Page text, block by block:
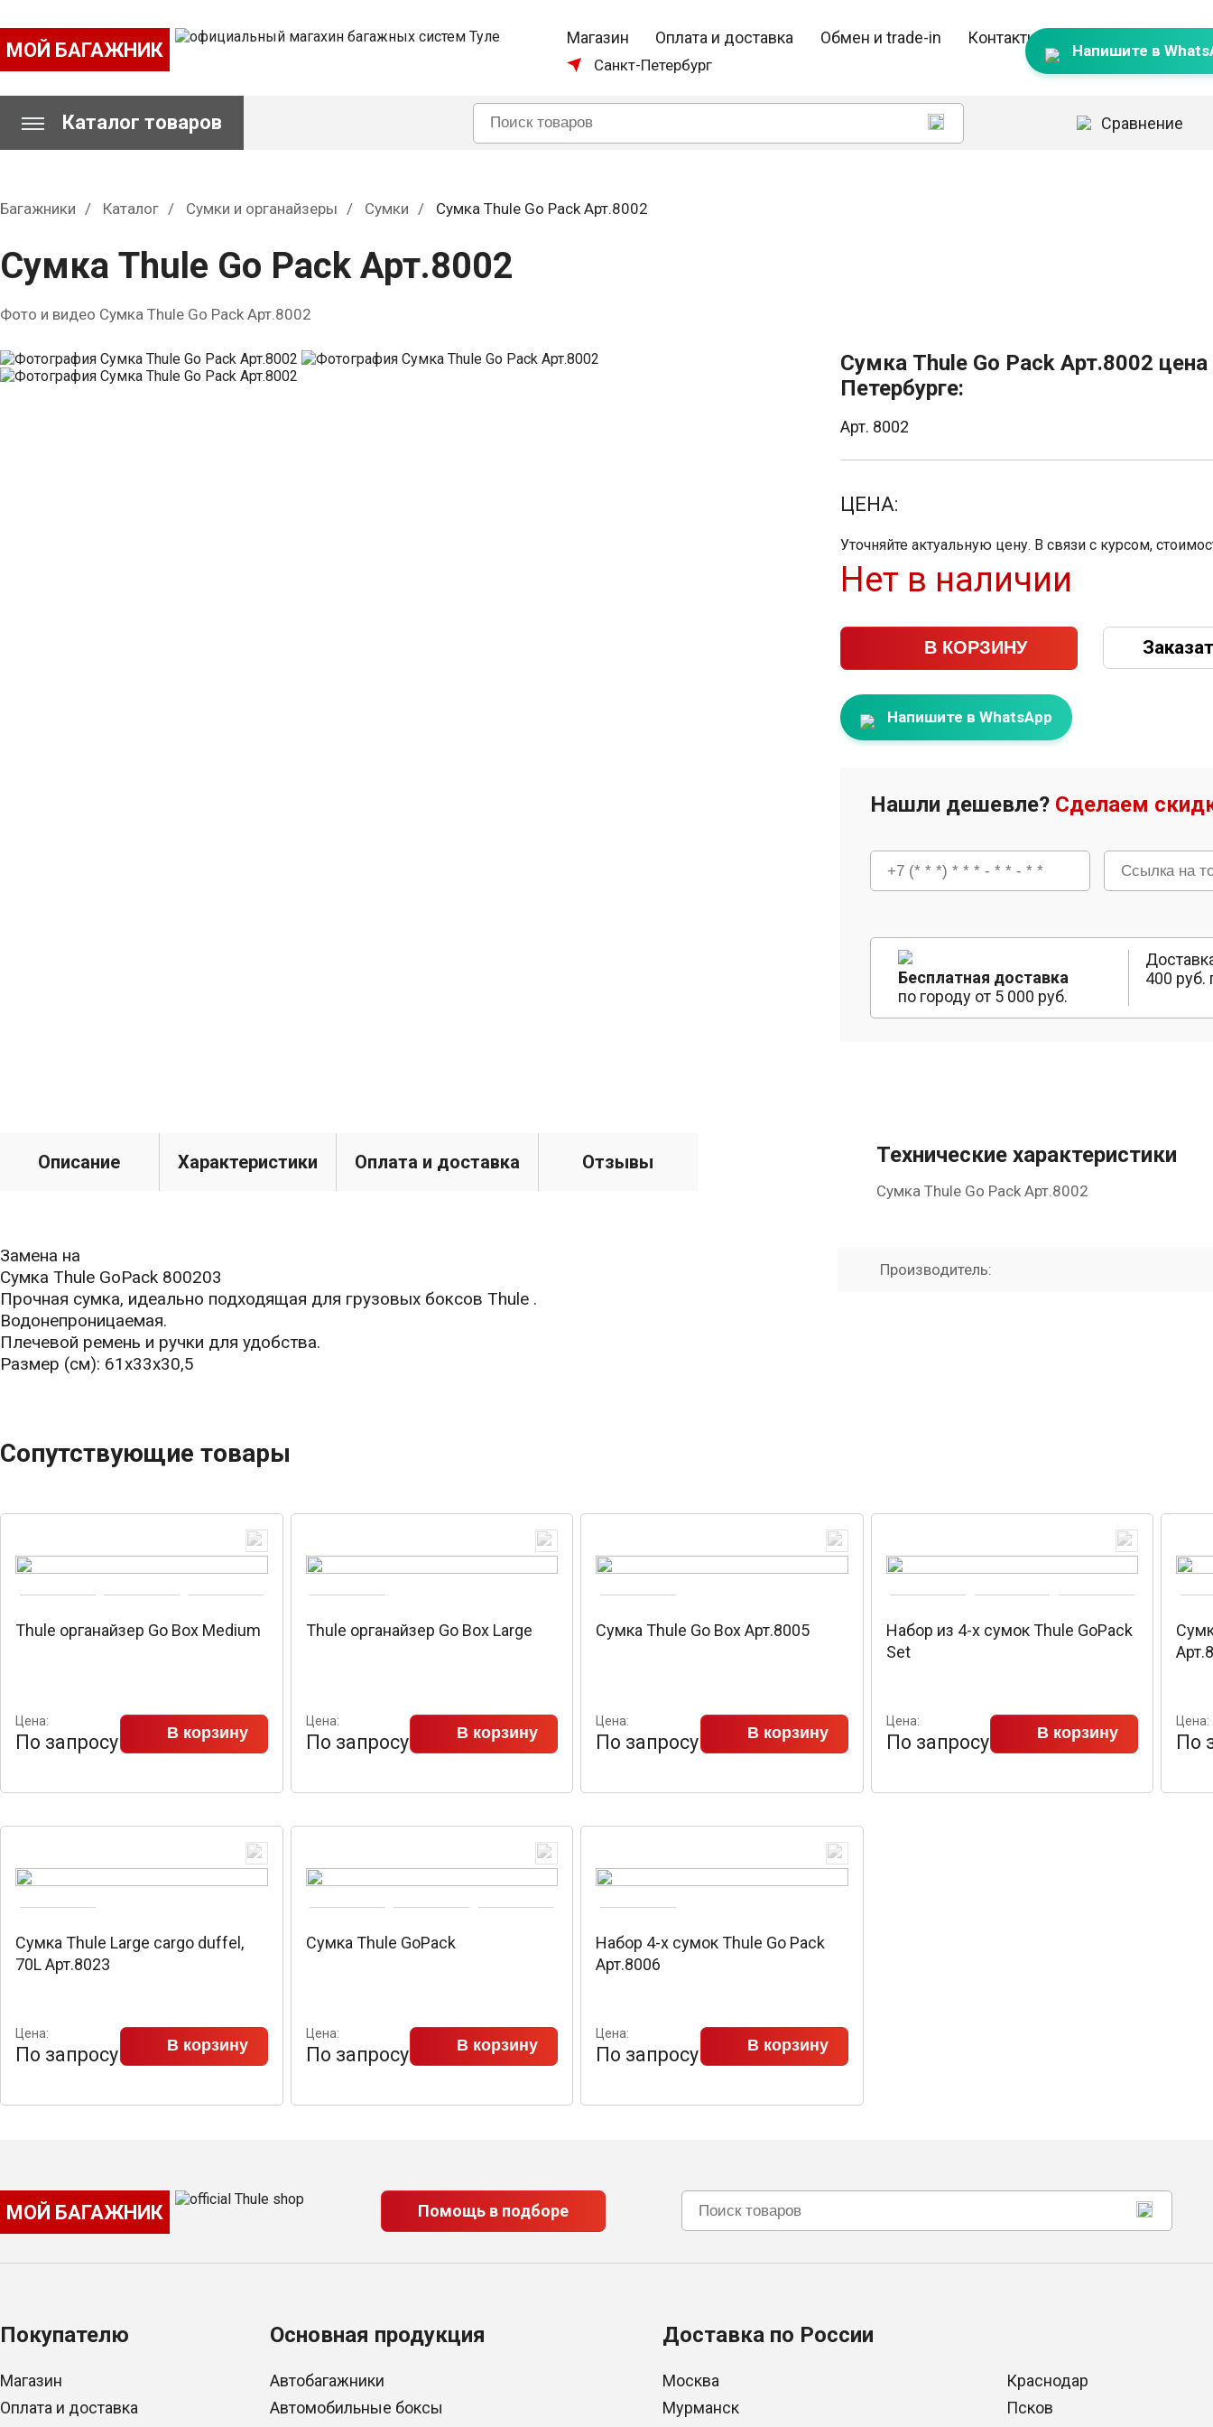
МОЙ БАГАЖНИК
Магазин Оплата и доставка Обмен и trade-in Контакты
Санкт-Петербург
Напишите в
Каталог товаров Сравнение
Багажники Каталог Сумки и органайзеры Сумки Сумка Thule Go Pack Арт.8002
Сумка Thule Go Pack Арт.8002
Фото и видео Сумка Thule Go Pack Арт.8002
Сумка Thule Go Pack Арт.8002
Петербурге:
Арт. 8002
ЦЕНА:
Уточняйте актуальную цену. В связи с курсом,
Нет в наличии
В КОРЗИНУ
Напишите в WhatsApp
Нашли дешевле? Сделаем
Бесплатная доставка
по городу от 5 000 руб.
400 руб.
Описание Характеристики Оплата и доставка Отзывы
Замена на
Сумка Thule GoPack 800203
Прочная сумка, идеально подходящая для грузовых боксов Thule .
Водонепроницаемая.
Плечевой ремень и ручки для удобства.
Размер (см): 61x33x30,5
Технические характеристики
Сумка Thule Go Pack Арт.8002
Производитель:
Сопутствующие товары
Thule органайзер Go Box Medium
Цена:
По запросу В корзину
Thule органайзер Go Box Large
Цена:
По запросу В корзину
Сумка Thule Go Box Арт.8005
Цена:
По запросу В корзину
Набор из 4-х сумок Thule GoPack
Set
Цена:
По запросу В корзину
Цена:
По
Сумка Thule Large cargo duffel,
70L Арт.8023
Цена:
По запросу В корзину
Сумка Thule GoPack
Цена:
По запросу В корзину
Набор 4-х сумок Thule Go Pack
Арт.8006
Цена:
По запросу В корзину
МОЙ БАГАЖНИК Помощь в подборе
Покупателю
Магазин
Оплата и доставка
Основная продукция
Автобагажники
Автомобильные боксы
Доставка по России
Москва
Мурманск
Краснодар
Псков